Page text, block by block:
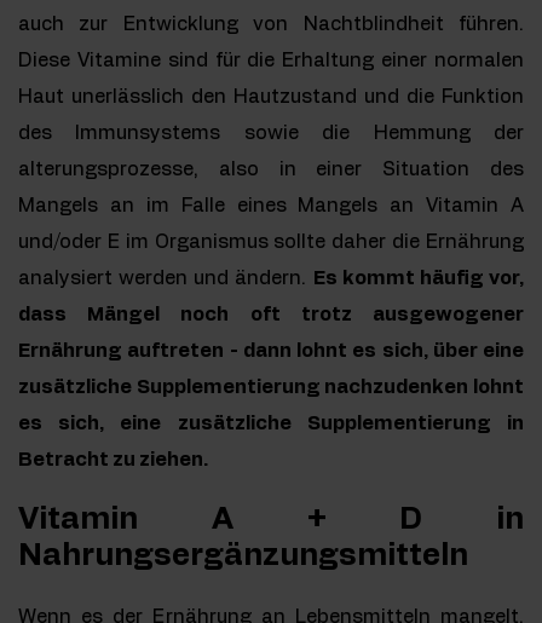
auch zur Entwicklung von Nachtblindheit führen.
Diese Vitamine sind für die Erhaltung einer normalen
Haut unerlässlich den Hautzustand und die Funktion
des Immunsystems sowie die Hemmung der
alterungsprozesse, also in einer Situation des
Mangels an im Falle eines Mangels an Vitamin A
und/oder E im Organismus sollte daher die Ernährung
analysiert werden und ändern.
Es kommt häufig vor,
dass Mängel noch oft trotz ausgewogener
Ernährung auftreten - dann lohnt es sich, über eine
zusätzliche Supplementierung nachzudenken lohnt
es sich, eine zusätzliche Supplementierung in
Betracht zu ziehen.
Vitamin A + D in
Nahrungsergänzungsmitteln
Wenn es der Ernährung an Lebensmitteln mangelt,